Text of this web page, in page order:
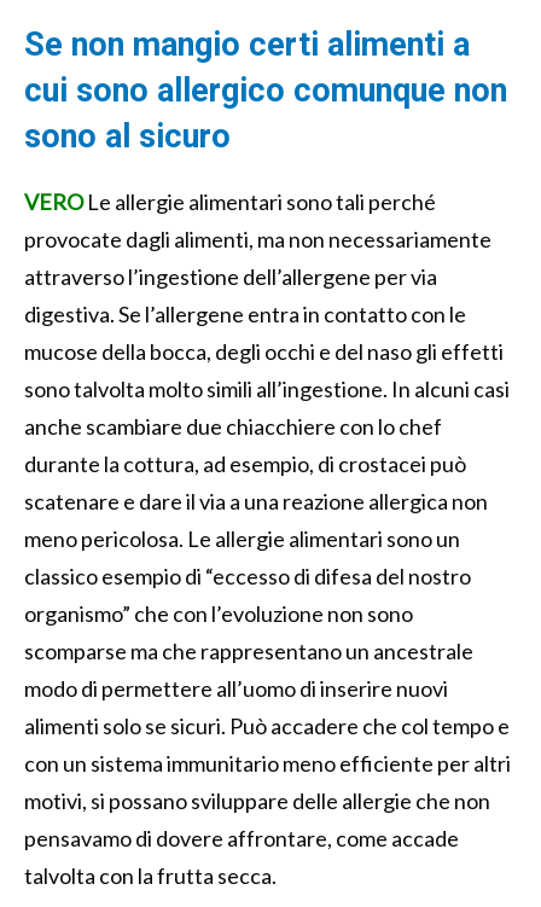
Se non mangio certi alimenti a
cui sono allergico comunque non
sono al sicuro
VEROLe allergie alimentari sono tali perché
provocate dagli alimenti, ma non necessariamente
attraverso l’ingestione dell’allergene per via
digestiva. Se l’allergene entra in contatto con le
mucose della bocca, degli occhi e del naso gli effetti
sono talvolta molto simili all’ingestione. In alcuni casi
anche scambiare due chiacchiere con lo chef
durante la cottura, ad esempio, di crostacei può
scatenare e dare il via a una reazione allergica non
meno pericolosa. Le allergie alimentari sono un
classico esempio di “eccesso di difesa del nostro
organismo” che con l’evoluzione non sono
scomparse ma che rappresentano un ancestrale
modo di permettere all’uomo di inserire nuovi
alimenti solo se sicuri. Può accadere che col tempo e
con un sistema immunitario meno efficiente per altri
motivi, si possano sviluppare delle allergie che non
pensavamo di dovere affrontare, come accade
talvolta con la frutta secca.